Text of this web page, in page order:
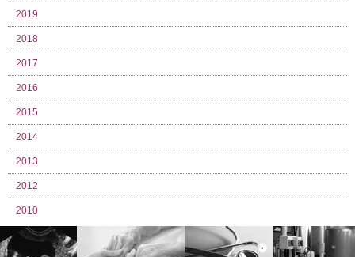
2019
2018
2017
2016
2015
2014
2013
2012
2010